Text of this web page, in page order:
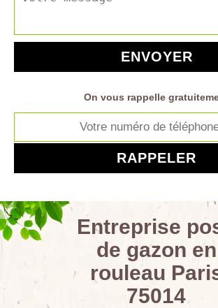
On vous rappelle
Entreprise
de gazon en
rouleau
75014